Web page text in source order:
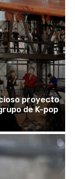
proyecto
de K-pop